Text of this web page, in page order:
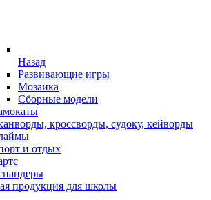
Назад
Развивающие игры
Мозаика
Сборные модели
кроссворды, судоку, кейворды
и отдых
продукция для школы